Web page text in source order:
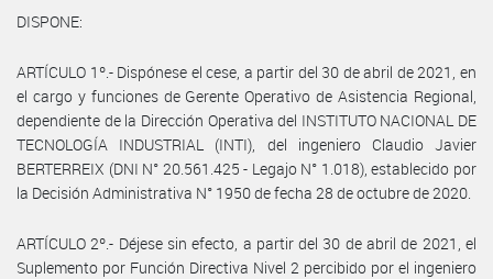
DISPONE:
ARTÍCULO 1º.- Dispónese el cese, a partir del 30 de abril de 2021, en
el cargo y funciones de Gerente Operativo de Asistencia Regional,
dependiente de la Dirección Operativa del INSTITUTO NACIONAL DE
TECNOLOGÍA INDUSTRIAL (INTI), del ingeniero Claudio Javier
BERTERREIX (DNI N° 20.561.425 - Legajo N° 1.018), establecido por
la Decisión Administrativa N° 1950 de fecha 28 de octubre de 2020.
ARTÍCULO 2º.- Déjese sin efecto, a partir del 30 de abril de 2021, el
Suplemento por Función Directiva Nivel 2 percibido por el ingeniero